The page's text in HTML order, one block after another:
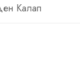
Калап